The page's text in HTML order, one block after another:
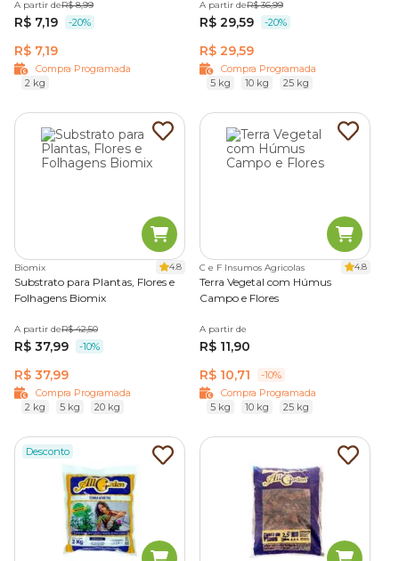
A partir deR$ 8,99
R$ 7,19 -20%
R$ 7,19
Compra Programada
2 kg
A partir deR$ 36,99
R$ 29,59 -20%
R$ 29,59
Compra Programada
5 kg
10 kg 25 kg
Biomix 4.8
Substrato para Plantas, Flores e
Folhagens Biomix
A partir deR$ 42,50
R$ 37,99 -10%
R$ 37,99
Compra Programada
2 kg
5 kg 20 kg
C e F Insumos Agricolas 4.8
Terra Vegetal com Húmus
Campo e Flores
A partir de
R$ 11,90
R$ 10,71
-10%
Compra Programada
5 kg
10 kg 25 kg
Desconto